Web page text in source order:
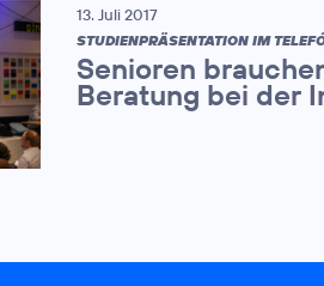
13. Juli 2017
STUDIENPRÄSENTATION IM
Senioren
Beratung bei der